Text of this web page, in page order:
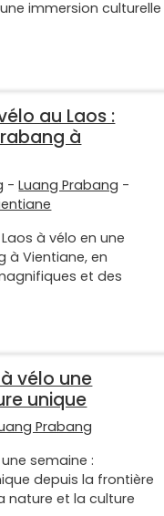
immersion culturelle
au Laos :
à
-Luang Prabang -
à vélo en une
à Vientiane, en
et des
vélo une
unique
Prabang
semaine :
depuis la frontière
nature et la culture